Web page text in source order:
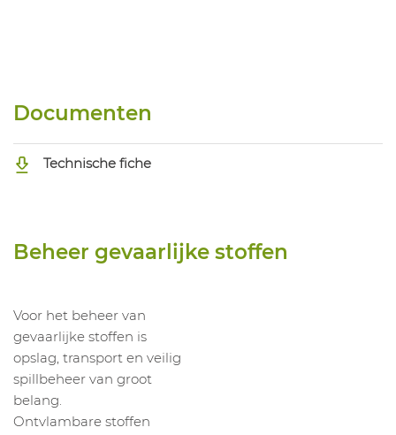
Documenten
Technische fiche
Beheer gevaarlijke stoffen
Voor het beheer van
gevaarlijke stoffen is
opslag, transport en veilig
spillbeheer van groot
belang.
Ontvlambare stoffen